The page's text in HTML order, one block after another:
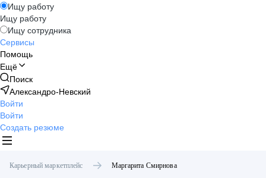
Ищу работу
Ищу работу
Ищу сотрудника
Сервисы
Помощь
Ещё
Поиск
Александро-Невский
Войти
Войти
Создать резюме
Карьерный маркетплейс Маргарита Смирнова